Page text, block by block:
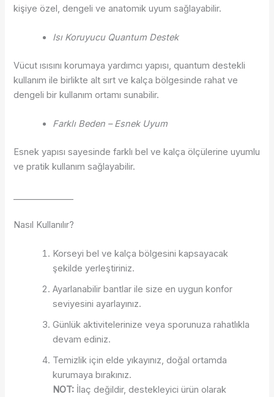
kişiye özel, dengeli ve anatomik uyum sağlayabilir.
Isı Koruyucu Quantum Destek
Vücut ısısını korumaya yardımcı yapısı, quantum destekli
kullanım ile birlikte alt sırt ve kalça bölgesinde rahat ve
dengeli bir kullanım ortamı sunabilir.
Farklı Beden – Esnek Uyum
Esnek yapısı sayesinde farklı bel ve kalça ölçülerine uyumlu
ve pratik kullanım sağlayabilir.
Nasıl Kullanılır?
Korseyi bel ve kalça bölgesini kapsayacak
şekilde yerleştiriniz.
Ayarlanabilir bantlar ile size en uygun konfor
seviyesini ayarlayınız.
Günlük aktivitelerinize veya sporunuza rahatlıkla
devam ediniz.
Temizlik için elde yıkayınız, doğal ortamda
kurumaya bırakınız.
NOT: İlaç değildir, destekleyici ürün olarak